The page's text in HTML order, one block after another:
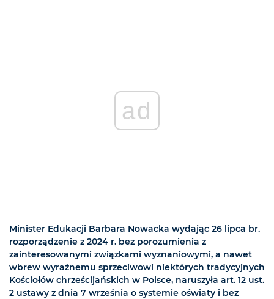
ad
Minister Edukacji Barbara Nowacka wydając 26 lipca br.
rozporządzenie z 2024 r. bez porozumienia z
zainteresowanymi związkami wyznaniowymi, a nawet
wbrew wyraźnemu sprzeciwowi niektórych tradycyjnych
Kościołów chrześcijańskich w Polsce, naruszyła art. 12 ust.
2 ustawy z dnia 7 września o systemie oświaty i bez